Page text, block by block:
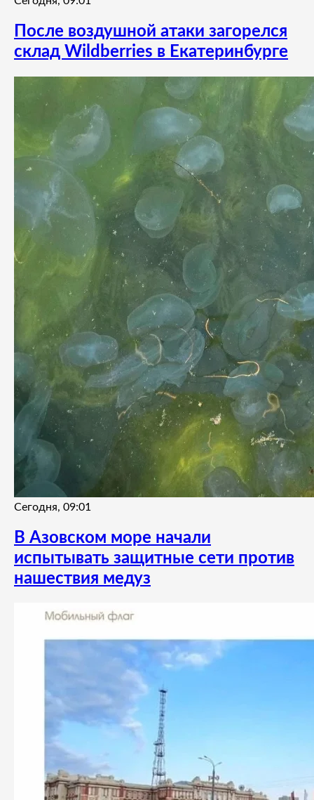
После воздушной атаки загорелся
склад Wildberries в Екатеринбурге
Сегодня, 09:01
В Азовском море начали
испытывать защитные сети против
нашествия медуз